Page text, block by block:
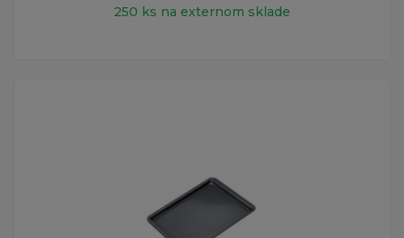
250 ks na externom sklade